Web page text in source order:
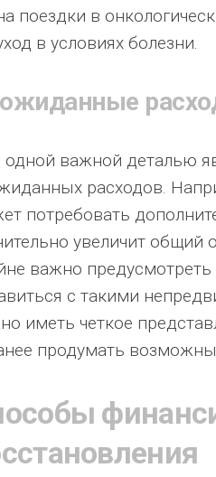
поездки в
в условиях болезни.
важной деталью
расходов.
потребовать
увеличит
важно
с такими
иметь четкое
продумать